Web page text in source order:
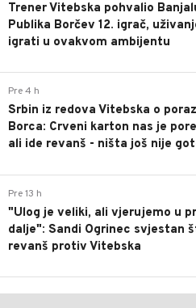
Trener Vitebska pohvalio
Publika Borčev 12. igrač,
igrati u ovakvom ambijentu
Pre 4 h
Srbin iz redova Vitebska o
Borca: Crveni karton nas je
ali ide revanš - ništa još nije
Pre 13 h
"Ulog je veliki, ali vjerujemo u
dalje": Sandi Ogrinec svjestan
revanš protiv Vitebska